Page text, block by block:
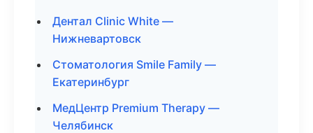
Дентал Clinic White —
Нижневартовск
Стоматология Smile Family —
Екатеринбург
МедЦентр Premium Therapy —
Челябинск